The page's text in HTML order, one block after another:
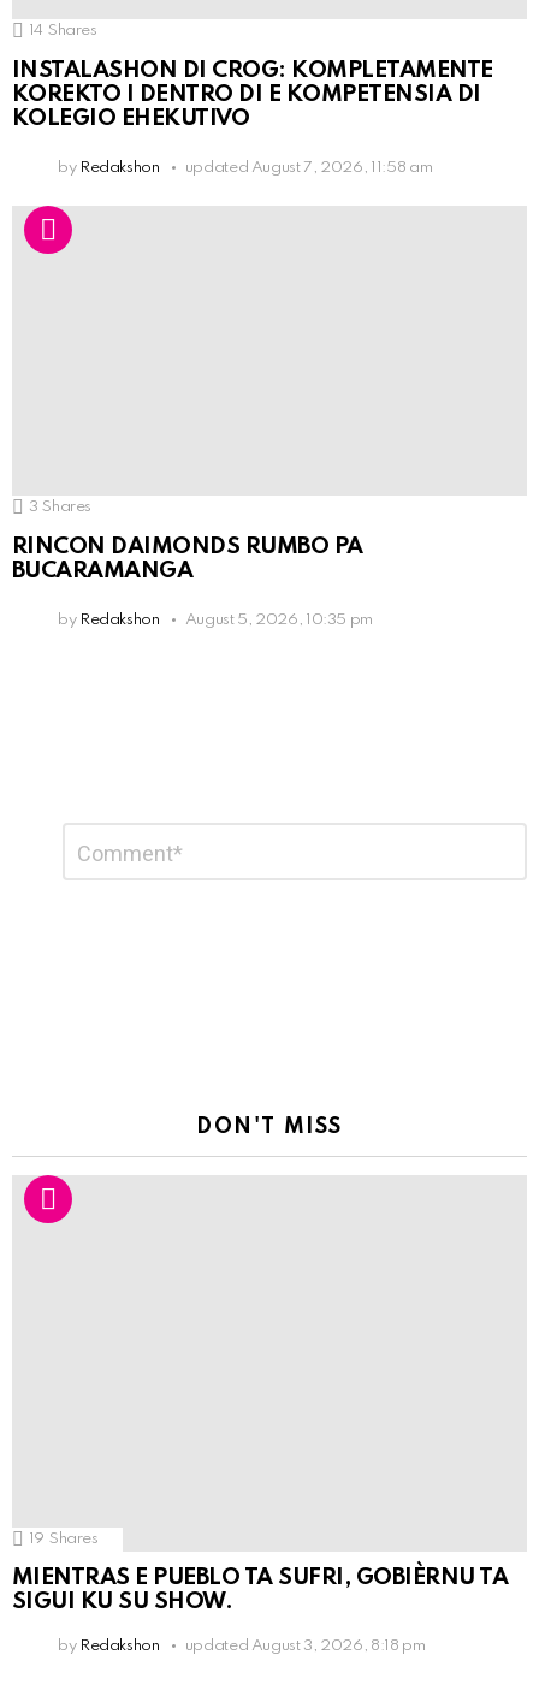
14 Shares
INSTALASHON DI CROG: KOMPLETAMENTE
KOREKTO I DENTRO DI E KOMPETENSIA DI
KOLEGIO EHEKUTIVO
by Redakshon updated August 7, 2026, 11:58 am
3 Shares
RINCON DAIMONDS RUMBO PA
BUCARAMANGA
by Redakshon August 5, 2026, 10:35 pm
Reply
DON'T MISS
19 Shares
MIENTRAS E PUEBLO TA SUFRI, GOBIÈRNU TA
SIGUI KU SU SHOW.
by Redakshon updated August 3, 2026, 8:18 pm